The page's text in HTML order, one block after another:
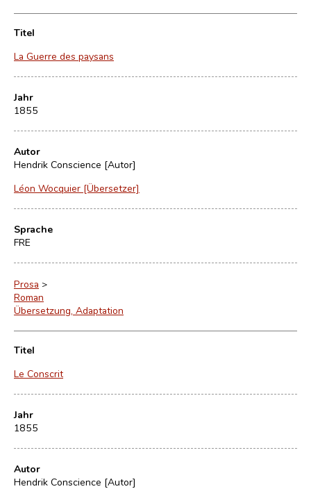
Titel
La Guerre des paysans
Jahr
1855
Autor
Hendrik Conscience [Autor]
Léon Wocquier [Übersetzer]
Sprache
FRE
Prosa >
Roman
Übersetzung, Adaptation
Titel
Le Conscrit
Jahr
1855
Autor
Hendrik Conscience [Autor]